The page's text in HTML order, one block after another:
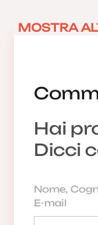
Hai
Dicci
MOSTRA